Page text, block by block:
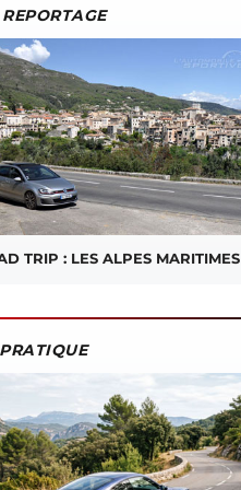
TRIP : LES ALPES MARITIMES